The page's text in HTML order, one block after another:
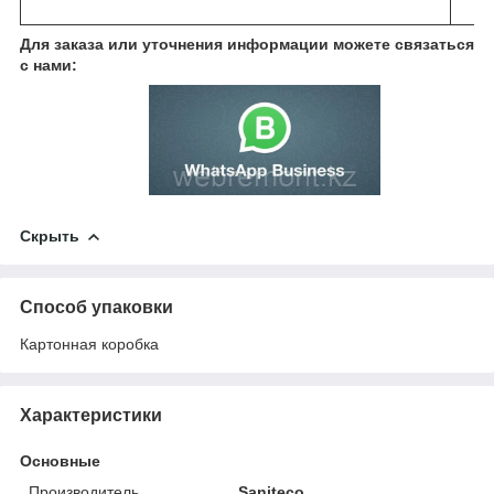
Для заказа или уточнения информации можете связаться
с нами:
Скрыть
Способ упаковки
Картонная коробка
Характеристики
Основные